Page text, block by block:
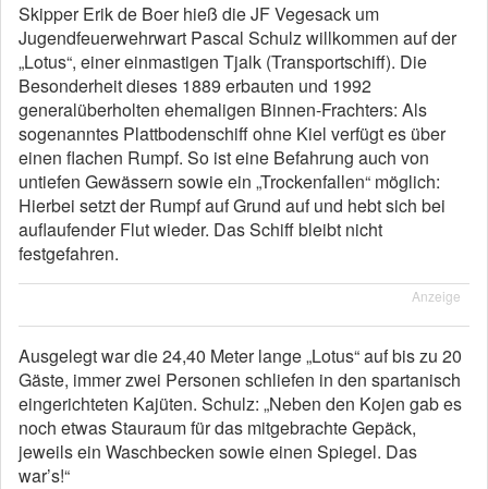
Skipper Erik de Boer hieß die JF Vegesack um
Jugendfeuerwehrwart Pascal Schulz willkommen auf der
„Lotus“, einer einmastigen Tjalk (Transportschiff). Die
Besonderheit dieses 1889 erbauten und 1992
generalüberholten ehemaligen Binnen-Frachters: Als
sogenanntes Plattbodenschiff ohne Kiel verfügt es über
einen flachen Rumpf. So ist eine Befahrung auch von
untiefen Gewässern sowie ein „Trockenfallen“ möglich:
Hierbei setzt der Rumpf auf Grund auf und hebt sich bei
auflaufender Flut wieder. Das Schiff bleibt nicht
festgefahren.
Anzeige
Ausgelegt war die 24,40 Meter lange „Lotus“ auf bis zu 20
Gäste, immer zwei Personen schliefen in den spartanisch
eingerichteten Kajüten. Schulz: „Neben den Kojen gab es
noch etwas Stauraum für das mitgebrachte Gepäck,
jeweils ein Waschbecken sowie einen Spiegel. Das
war’s!“